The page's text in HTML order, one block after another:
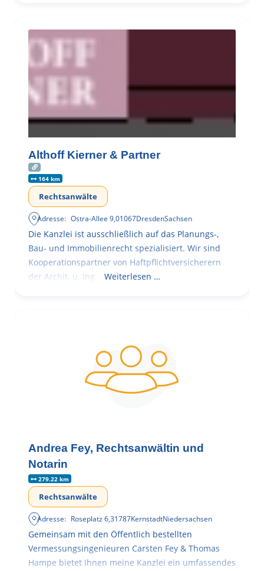
Althoff Kierner & Partner
164 km
Rechtsanwälte
Adresse: Ostra-Allee 9,01067DresdenSachsen
Die Kanzlei ist ausschließlich auf das Planungs-,
Bau- und Immobilienrecht spezialisiert. Wir sind
Kooperationspartner von Haftpflichtversicherern
der Archit. u. Ing.
Weiterlesen …
Andrea Fey, Rechtsanwältin und
Notarin
279.22 km
Rechtsanwälte
Adresse: Roseplatz 6,31787KernstadtNiedersachsen
Gemeinsam mit den Öffentlich bestellten
Vermessungsingenieuren Carsten Fey & Thomas
Hampe bietet Ihnen meine Kanzlei ein umfassendes